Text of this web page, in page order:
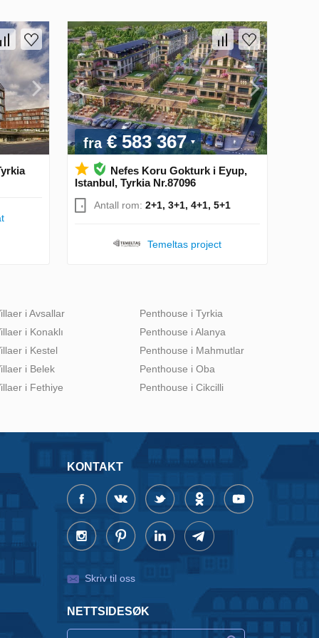
fra€ 583 367
Nefes Koru Gokturk i Eyup,
Istanbul, Tyrkia Nr.87096
Antall rom: 2+1, 3+1, 4+1, 5+1
Temeltas project
i Avsallar
i Konaklı
i Kestel
i Belek
i Fethiye
Penthouse i Tyrkia
Penthouse i Alanya
Penthouse i Mahmutlar
Penthouse i Oba
Penthouse i Cikcilli
KONTAKT
Skriv til oss
NETTSIDESØK